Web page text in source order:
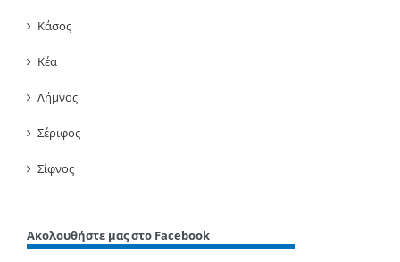
Κάσος
Κέα
Λήμνος
Σέριφος
Σίφνος
Ακολουθήστε μας στο Facebook